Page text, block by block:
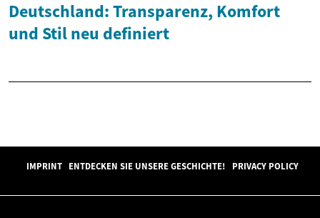
Deutschland: Transparenz, Komfort
und Stil neu definiert
IMPRINT ENTDECKEN SIE UNSERE GESCHICHTE! PRIVACY POLICY